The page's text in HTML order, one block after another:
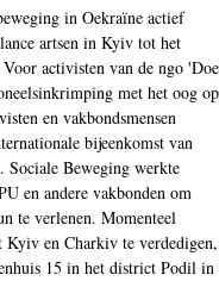
in Oekraïne actief
artsen in Kyiv tot het
activisten van de ngo 'Doe
met het oog op
en vakbondsmensen
bijeenkomst van
Sociale Beweging werkte
en andere vakbonden om
te verlenen. Momenteel
Kyiv en Charkiv te verdedigen,
15 in het district Podil in